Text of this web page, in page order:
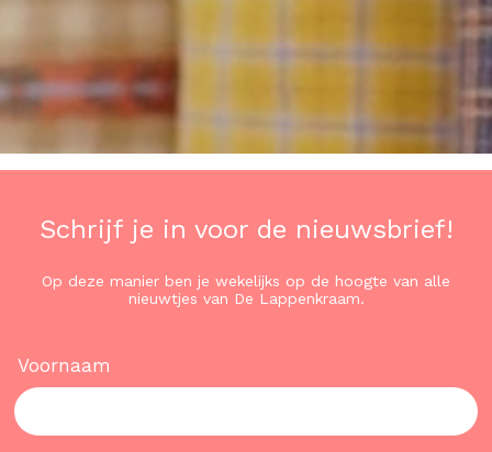
Schrijf je in voor de nieuwsbrief!
Op deze manier ben je wekelijks op de hoogte van alle
nieuwtjes van De Lappenkraam.
Voornaam